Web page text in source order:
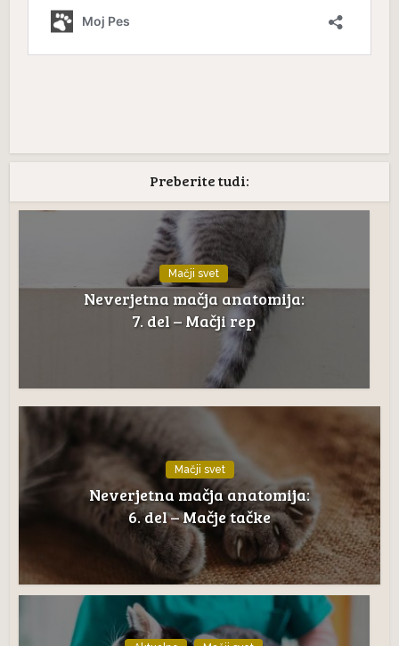
Preberite tudi:
Mačji svet
Neverjetna mačja anatomija:
7. del – Mačji rep
Mačji svet
Neverjetna mačja anatomija:
6. del – Mačje tačke